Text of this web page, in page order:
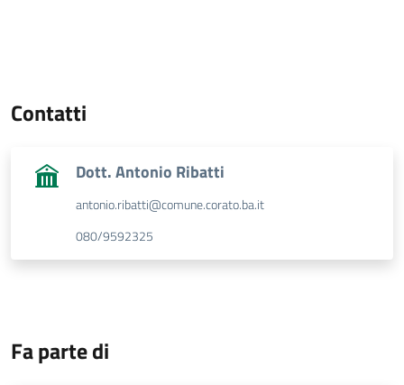
Contatti
Dott. Antonio Ribatti
antonio.ribatti@comune.corato.ba.it
080/9592325
Fa parte di